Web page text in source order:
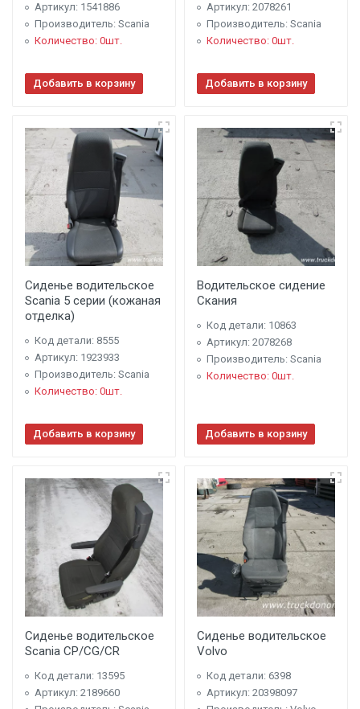
Артикул: 1541886
Производитель: Scania
Количество: 0шт.
Добавить в корзину
Артикул: 2078261
Производитель: Scania
Количество: 0шт.
Добавить в корзину
Сиденье водительское
Scania 5 серии (кожаная
отделка)
Код детали: 8555
Артикул: 1923933
Производитель: Scania
Количество: 0шт.
Добавить в корзину
Водительское сидение
Скания
Код детали: 10863
Артикул: 2078268
Производитель: Scania
Количество: 0шт.
Добавить в корзину
Сиденье водительское
Scania CP/CG/CR
Код детали: 13595
Артикул: 2189660
Сиденье водительское
Volvo
Код детали: 6398
Артикул: 20398097